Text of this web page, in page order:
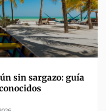
sin sargazo: guía